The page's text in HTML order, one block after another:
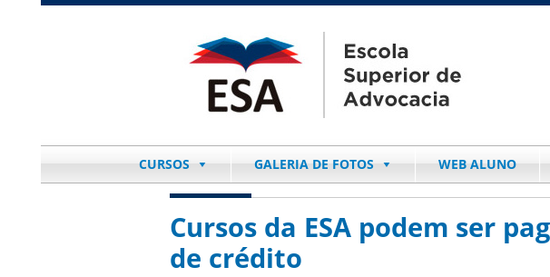
CURSOS GALERIA DE FOTOS WEB ALUNO
Cursos da ESA podem ser
de crédito